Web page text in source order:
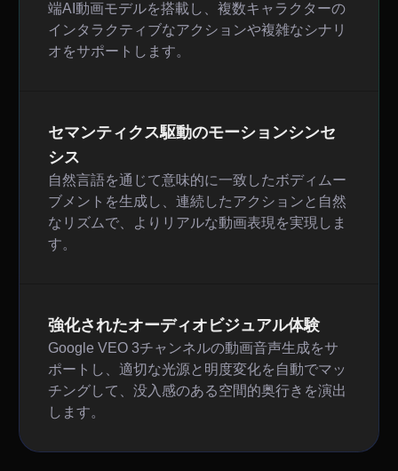
端AI動画モデルを搭載し、複数キャラクターの
インタラクティブなアクションや複雑なシナリ
オをサポートします。
セマンティクス駆動のモーションシンセ
シス
自然言語を通じて意味的に一致したボディムー
ブメントを生成し、連続したアクションと自然
なリズムで、よりリアルな動画表現を実現しま
す。
強化されたオーディオビジュアル体験
Google VEO 3チャンネルの動画音声生成をサ
ポートし、適切な光源と明度変化を自動でマッ
チングして、没入感のある空間的奥行きを演出
します。